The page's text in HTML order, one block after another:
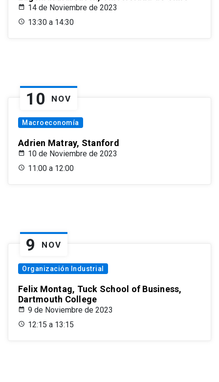
14 de Noviembre de 2023
13:30 a 14:30
10 NOV
Macroeconomía
Adrien Matray, Stanford
10 de Noviembre de 2023
11:00 a 12:00
9 NOV
Organización Industrial
Felix Montag, Tuck School of Business,
Dartmouth College
9 de Noviembre de 2023
12:15 a 13:15